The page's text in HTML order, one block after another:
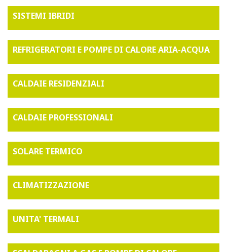
SISTEMI IBRIDI
REFRIGERATORI E POMPE DI CALORE ARIA-ACQUA
CALDAIE RESIDENZIALI
CALDAIE PROFESSIONALI
SOLARE TERMICO
CLIMATIZZAZIONE
UNITA' TERMALI